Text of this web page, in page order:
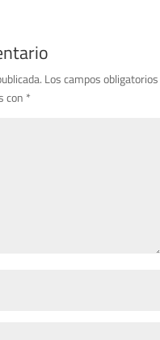
Los campos obligatorios
con *